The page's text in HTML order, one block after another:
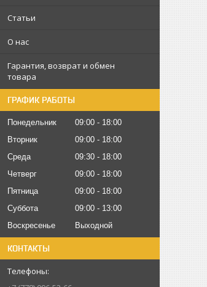
Статьи
О нас
Гарантия, возврат и обмен
товара
ГРАФИК РАБОТЫ
Понедельник 09:00
18:00
Вторник
09:00
18:00
Среда
09:30
18:00
Четверг
09:00
18:00
Пятница
09:00
18:00
Суббота
09:00
13:00
Воскресенье
Выходной
КОНТАКТЫ